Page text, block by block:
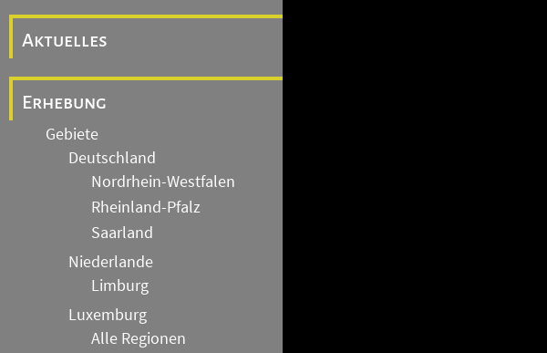
Aktuelles
Erhebung
Gebiete
Deutschland
Nordrhein-Westfalen
Rheinland-Pfalz
Saarland
Niederlande
Limburg
Luxemburg
Alle Regionen